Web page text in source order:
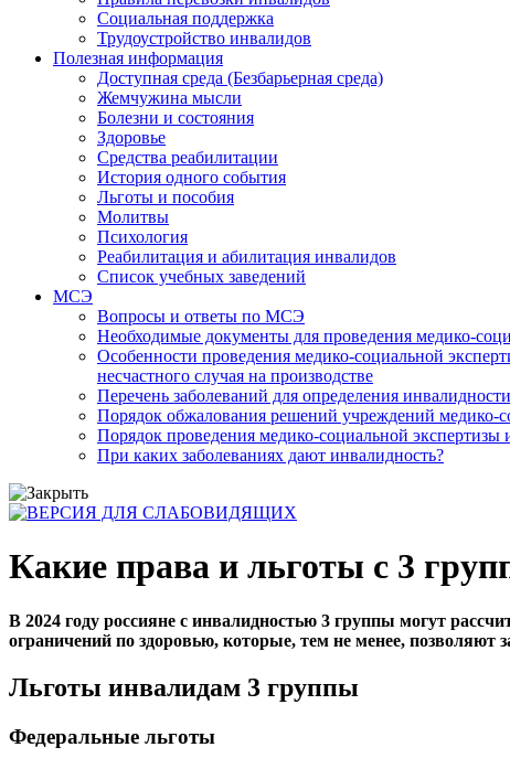
Социальная поддержка
Трудоустройство инвалидов
Полезная информация
Доступная среда (Безбарьерная среда)
Жемчужина мысли
Болезни и состояния
Здоровье
Средства реабилитации
История одного события
Льготы и пособия
Молитвы
Психология
Реабилитация и абилитация инвалидов
Список учебных заведений
МСЭ
Вопросы и ответы по МСЭ
Необходимые документы для проведения медико-
Особенности проведения медико-социальной
несчастного случая на производстве
Перечень заболеваний для определения инвалидности
Порядок обжалования решений учреждений медико-
Порядок проведения медико-социальной экспертизы
При каких заболеваниях дают инвалидность?
Какие права и льготы с 3
В 2024 году россияне с инвалидностью 3 группы могут
ограничений по здоровью, которые, тем не менее, позволяют
Льготы инвалидам 3 группы
Федеральные льготы